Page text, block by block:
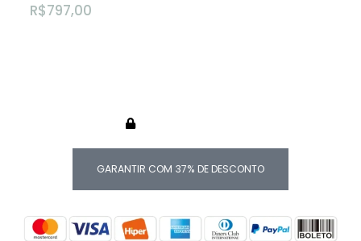
R$797,00
GARANTIR COM 37% DE DESCONTO